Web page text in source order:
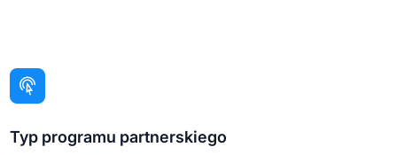
Typ programu partnerskiego